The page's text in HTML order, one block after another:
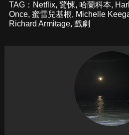
TAG： Netflix, 驚悚, 哈蘭科本,
Once, 蜜雪兒基根, Michelle
Richard Armitage, 戲劇